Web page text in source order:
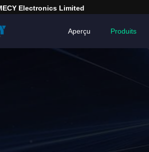
Electronics Limited
Aperçu Produits